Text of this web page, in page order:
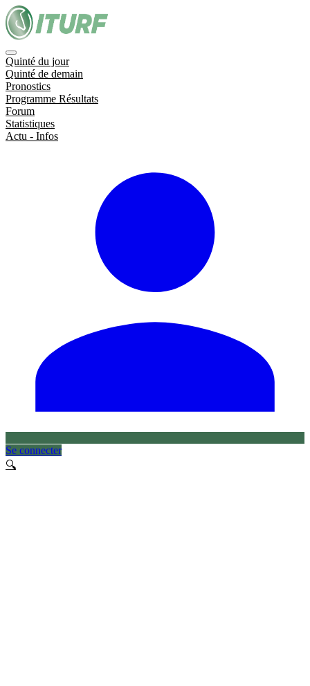
Quinté du jour
Quinté de demain
Pronostics
Programme Résultats
Forum
Statistiques
Actu - Infos
Se connecter
🔍